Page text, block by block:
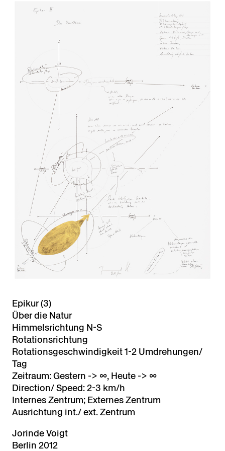
Epikur (3)
Über die Natur
Himmelsrichtung N-S
Rotationsrichtung
Rotationsgeschwindigkeit 1-2 Umdrehungen/
Tag
Zeitraum: Gestern -> ∞, Heute -> ∞
Direction/ Speed: 2-3 km/h
Internes Zentrum; Externes Zentrum
Ausrichtung int./ ext. Zentrum
Jorinde Voigt
Berlin 2012